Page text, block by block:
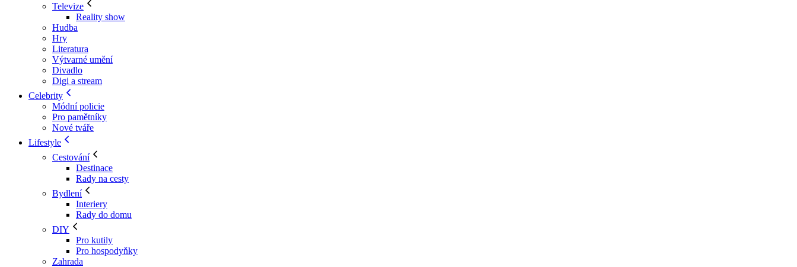
Televize
Reality show
Hudba
Hry
Literatura
Výtvarné umění
Divadlo
Digi a stream
Celebrity
Módní policie
Pro pamětníky
Nové tváře
Lifestyle
Cestování
Destinace
Rady na cesty
Bydlení
Interiery
Rady do domu
DIY
Pro kutily
Pro hospodyňky
Zahrada